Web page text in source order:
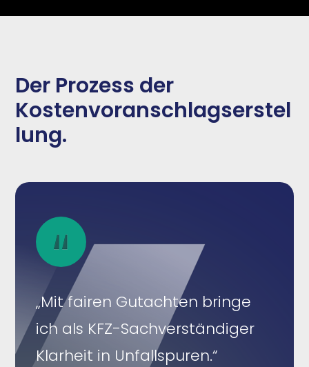
Der Prozess der
Kostenvoranschlagserstel
lung.
„Mit fairen Gutachten bringe
ich als KFZ-Sachverständiger
Klarheit in Unfallspuren.“